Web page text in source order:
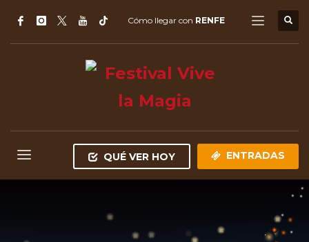
Cómo llegar con RENFE
QUÉ VER HOY ENTRADAS